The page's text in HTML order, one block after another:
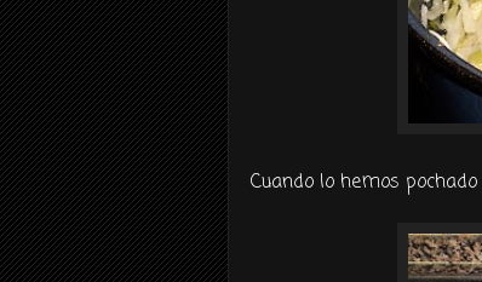
Cuando lo hemos pochado